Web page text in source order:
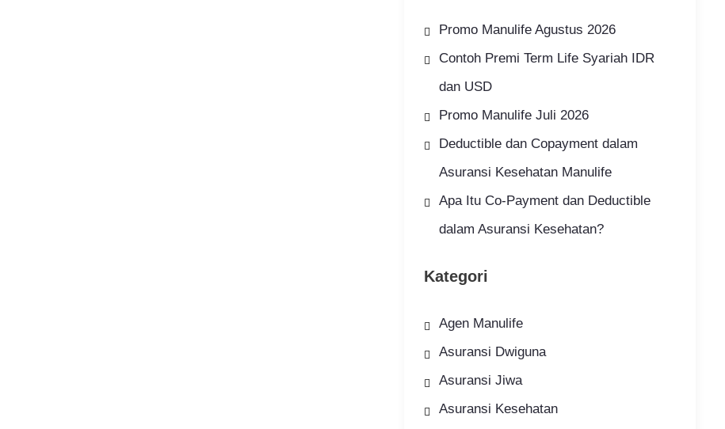
Promo Manulife Agustus 2026
Contoh Premi Term Life Syariah IDR
dan USD
Promo Manulife Juli 2026
Deductible dan Copayment dalam
Asuransi Kesehatan Manulife
Apa Itu Co-Payment dan Deductible
dalam Asuransi Kesehatan?
Kategori
Agen Manulife
Asuransi Dwiguna
Asuransi Jiwa
Asuransi Kesehatan